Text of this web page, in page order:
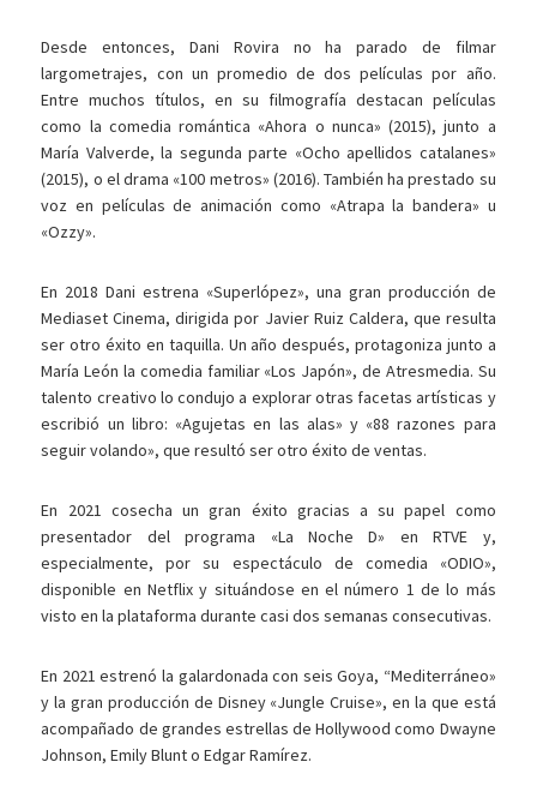
Desde entonces, Dani Rovira no ha parado de filmar
largometrajes, con un promedio de dos películas por año.
Entre muchos títulos, en su filmografía destacan películas
como la comedia romántica «Ahora o nunca» (2015), junto a
María Valverde, la segunda parte «Ocho apellidos catalanes»
(2015), o el drama «100 metros» (2016). También ha prestado su
voz en películas de animación como «Atrapa la bandera» u
«Ozzy».
En 2018 Dani estrena «Superlópez», una gran producción de
Mediaset Cinema, dirigida por Javier Ruiz Caldera, que resulta
ser otro éxito en taquilla. Un año después, protagoniza junto a
María León la comedia familiar «Los Japón», de Atresmedia. Su
talento creativo lo condujo a explorar otras facetas artísticas y
escribió un libro: «Agujetas en las alas» y «88 razones para
seguir volando», que resultó ser otro éxito de ventas.
En 2021 cosecha un gran éxito gracias a su papel como
presentador del programa «La Noche D» en RTVE y,
especialmente, por su espectáculo de comedia «ODIO»,
disponible en Netflix y situándose en el número 1 de lo más
visto en la plataforma durante casi dos semanas consecutivas.
En 2021 estrenó la galardonada con seis Goya, “Mediterráneo»
y la gran producción de Disney «Jungle Cruise», en la que está
acompañado de grandes estrellas de Hollywood como Dwayne
Johnson, Emily Blunt o Edgar Ramírez.